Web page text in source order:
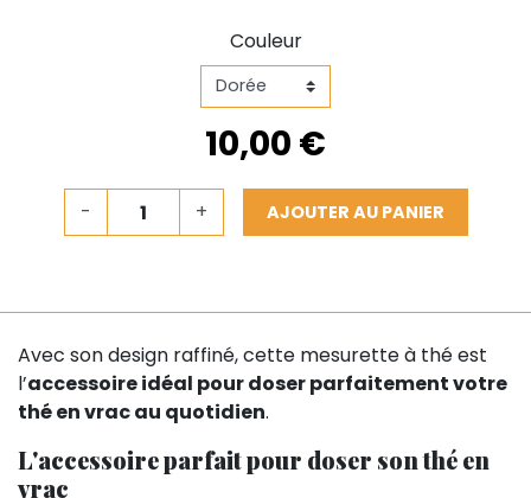
Couleur
10,00 €
- + AJOUTER AU PANIER
Avec son design raffiné, cette mesurette à thé est
l’accessoire idéal pour doser parfaitement votre
thé en vrac au quotidien.
L'accessoire parfait pour doser son thé en
vrac